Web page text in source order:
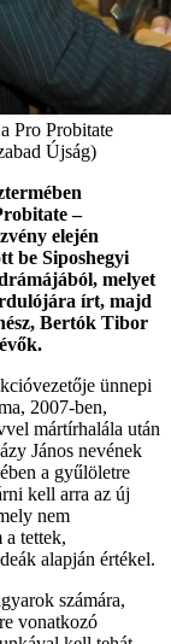
Pro Probitate
Újság)
–
elején
be Siposhegyi
melyet
írt, majd
Bertók Tibor
ünnepi
2007-ben,
mártírhalála után
János nevének
a gyűlöletre
kell arra az új
nem
a tettek,
alapján értékel.
számára,
vonatkozó